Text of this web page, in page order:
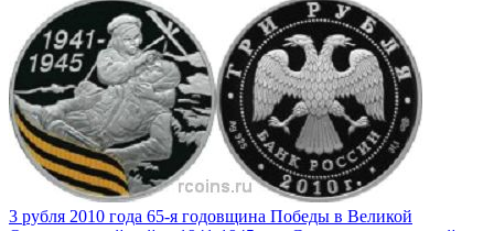
3 рубля 2010 года 65-я годовщина Победы в Великой